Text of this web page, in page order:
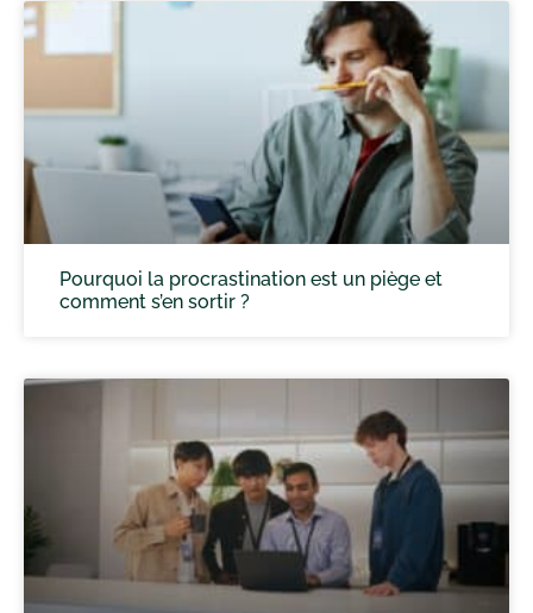
Pourquoi la procrastination est un piège et
comment s’en sortir ?